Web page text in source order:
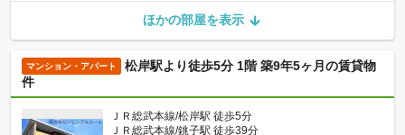
ほかの部屋を表示
マンション・アパート
松岸駅より徒歩5分 1階 築9年5ヶ月の賃貸物
件
ＪＲ総武本線/松岸駅 徒歩5分
ＪＲ総武本線/銚子駅 徒歩39分